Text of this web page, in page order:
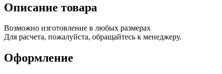
Описание товара
Возможно изготовление в любых размерах
Для расчета, пожалуйста, обращайтесь к менеджеру.
Оформление